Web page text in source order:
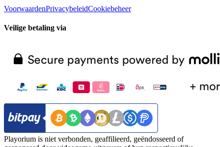
VoorwaardenPrivacybeleidCookiebeheer
Veilige betaling via
Playorium is niet verbonden, geaffilieerd, geëndosseerd of